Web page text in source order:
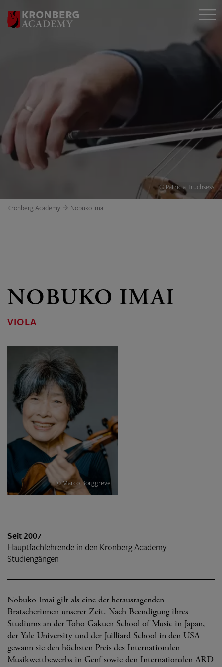
© Patricia Truchsess
Kronberg Academy Nobuko Imai
NOBUKO IMAI
VIOLA
© Marco Borggreve
Seit 2007
Hauptfachlehrende in den Kronberg Academy
Studiengängen
Nobuko Imai gilt als eine der herausragenden
Bratscherinnen unserer Zeit. Nach Beendigung ihres
Studiums an der Toho Gakuen School of Music in Japan,
der Yale University und der Juilliard School in den USA
gewann sie den höchsten Preis des Internationalen
Musikwettbewerbs in Genf sowie den Internationalen ARD